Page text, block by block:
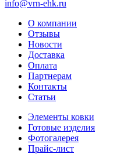
info@vrn-ehk.ru
О компании
Отзывы
Новости
Доставка
Оплата
Партнерам
Контакты
Статьи
Элементы ковки
Готовые изделия
Фотогалерея
Прайс-лист